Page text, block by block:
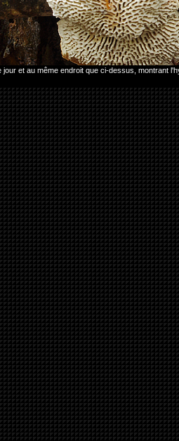
jour et au même endroit que ci-dessus, montrant